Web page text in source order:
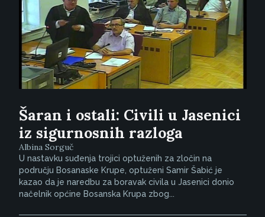
Šaran i ostali: Civili u Jasenici
iz sigurnosnih razloga
Albina Sorguč
U nastavku suđenja trojici optuženih za zločin na
području Bosanaske Krupe, optuženi Samir Šabić je
kazao da je naredbu za boravak civila u Jasenici donio
načelnik općine Bosanska Krupa zbog...